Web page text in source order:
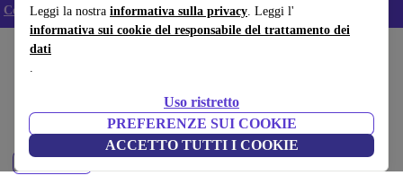
Leggi la nostra informativa sulla privacy. Leggi l'
informativa sui cookie del responsabile del trattamento dei
dati
.
Uso ristretto
PREFERENZE SUI COOKIE
ACCETTO TUTTI I COOKIE
Condizioni
Home
Custodie per tablet di qualità a basso costo per il tuo dispositivo. Min. 12
mesi di garanzia.
Filtra